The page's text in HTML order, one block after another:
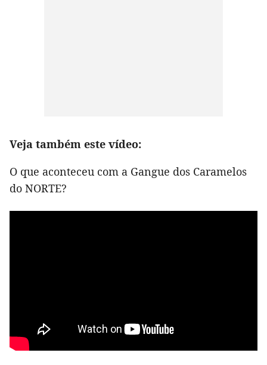
Veja também este vídeo:
O que aconteceu com a Gangue dos Caramelos
do NORTE?